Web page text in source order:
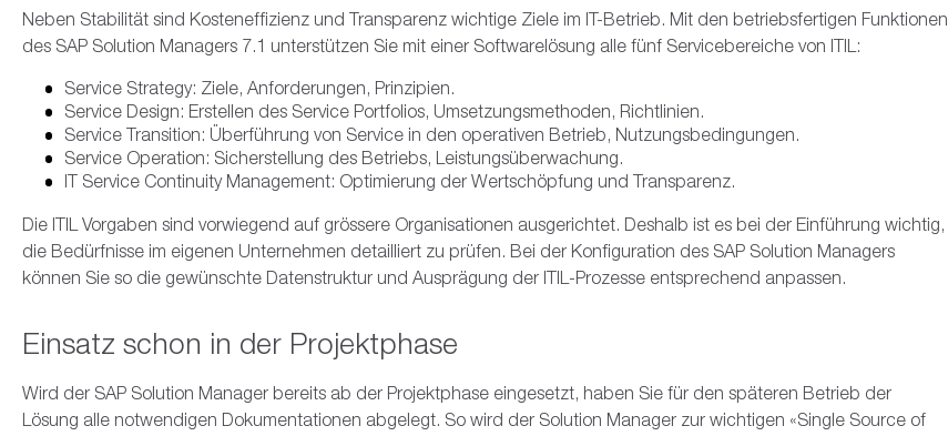
SAP Fiori
RISE with SAP
SAP Planning
SAP Business Data Cloud
SAP Sales Cloud
SAP Emarsys
Facility & Project Management Geolokalisierung
Projektportfoliomanagement
Bauprojektmanagement
Building Information Modeling (BIM)
Dokumentenverwaltung
Vertragsmanagement
Neue Profitcenter-Rechnung mit SAP S/4HANA (FIN-PCA)
Automatisierung Abschlüsse mit SAP FCC und SAP AFC
ESG Reporting
Human Capital Management
Datenschutz in der EU und in der Schweiz
Sustainability
Logistics
SAP Auditmanagement
Change und Adoption Services
SAP S4HANA
Sustainability Management
Business Partner
Kontakt
Jobs
Neben Stabilität sind Kosteneffizienz und Transparenz wichtige Ziele im IT-Betrieb. Mit den betriebsfertigen Funktionen
des SAP Solution Managers 7.1 unterstützen Sie mit einer Softwarelösung alle fünf Servicebereiche von ITIL:
Service Strategy: Ziele, Anforderungen, Prinzipien.
Service Design: Erstellen des Service Portfolios, Umsetzungsmethoden, Richtlinien.
Service Transition: Überführung von Service in den operativen Betrieb, Nutzungsbedingungen.
Service Operation: Sicherstellung des Betriebs, Leistungsüberwachung.
IT Service Continuity Management: Optimierung der Wertschöpfung und Transparenz.
Die ITIL Vorgaben sind vorwiegend auf grössere Organisationen ausgerichtet. Deshalb ist es bei der Einführung wichtig,
die Bedürfnisse im eigenen Unternehmen detailliert zu prüfen. Bei der Konfiguration des SAP Solution Managers
können Sie so die gewünschte Datenstruktur und Ausprägung der ITIL-Prozesse entsprechend anpassen.
Einsatz schon in der Projektphase
Wird der SAP Solution Manager bereits ab der Projektphase eingesetzt, haben Sie für den späteren Betrieb der
Lösung alle notwendigen Dokumentationen abgelegt. So wird der Solution Manager zur wichtigen «Single Source of